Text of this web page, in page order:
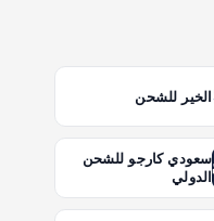
الخير للشحن
سعودي كارجو للشحن
الدولي